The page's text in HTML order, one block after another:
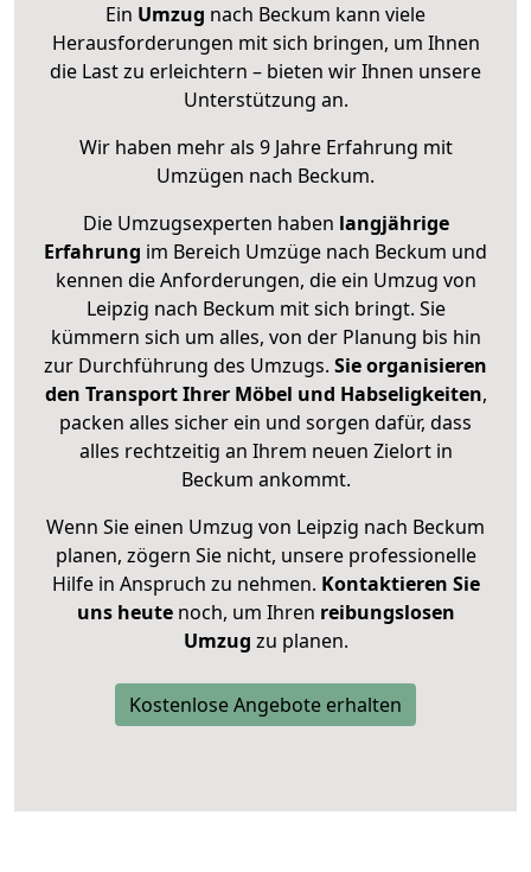
Ein Umzug nach Beckum kann viele
Herausforderungen mit sich bringen, um Ihnen
die Last zu erleichtern – bieten wir Ihnen unsere
Unterstützung an.
Wir haben mehr als 9 Jahre Erfahrung mit
Umzügen nach Beckum.
Die Umzugsexperten haben langjährige
Erfahrung im Bereich Umzüge nach Beckum und
kennen die Anforderungen, die ein Umzug von
Leipzig nach Beckum mit sich bringt. Sie
kümmern sich um alles, von der Planung bis hin
zur Durchführung des Umzugs. Sie organisieren
den Transport Ihrer Möbel und Habseligkeiten,
packen alles sicher ein und sorgen dafür, dass
alles rechtzeitig an Ihrem neuen Zielort in
Beckum ankommt.
Wenn Sie einen Umzug von Leipzig nach Beckum
planen, zögern Sie nicht, unsere professionelle
Hilfe in Anspruch zu nehmen. Kontaktieren Sie
uns heutenoch, um Ihren reibungslosen
Umzug zu planen.
Kostenlose Angebote erhalten